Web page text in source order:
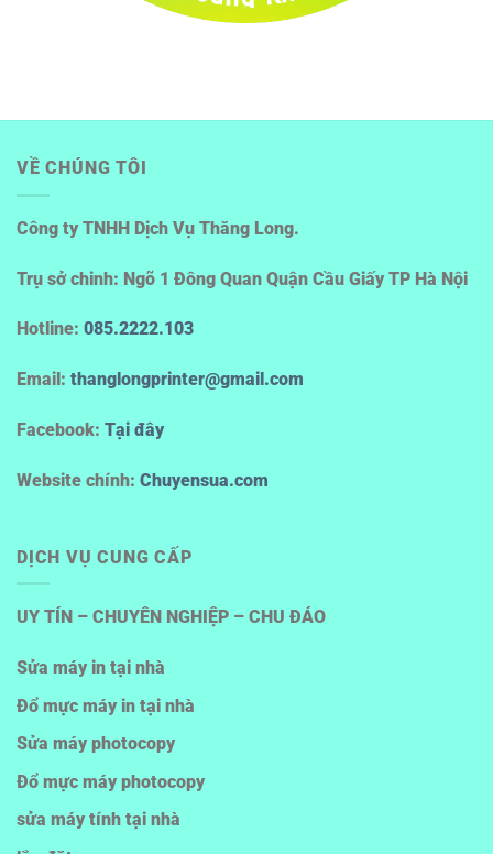
VỀ CHÚNG TÔI
Công ty TNHH Dịch Vụ Thăng Long.
Trụ sở chinh: Ngõ 1 Đông Quan Quận Cầu Giấy TP Hà Nội
Hotline: 085.2222.103
Email: thanglongprinter@gmail.com
Facebook: Tại đây
Website chính: Chuyensua.com
DỊCH VỤ CUNG CẤP
UY TÍN – CHUYÊN NGHIỆP – CHU ĐÁO
Sửa máy in tại nhà
Đổ mực máy in tại nhà
Sửa máy photocopy
Đổ mực máy photocopy
sửa máy tính tại nhà